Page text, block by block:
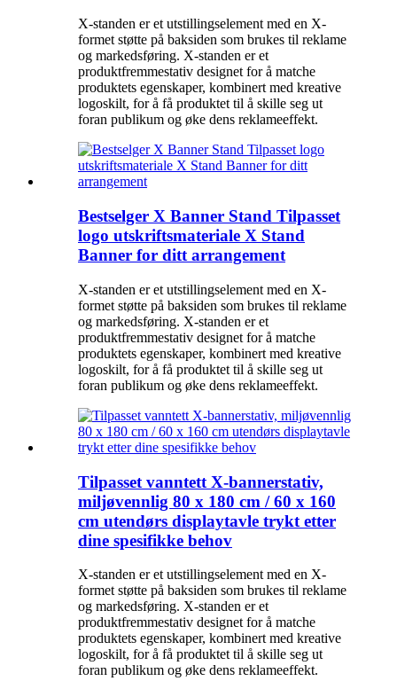
X-standen er et utstillingselement med en X-
formet støtte på baksiden som brukes til reklame
og markedsføring. X-standen er et
produktfremmestativ designet for å matche
produktets egenskaper, kombinert med kreative
logoskilt, for å få produktet til å skille seg ut
foran publikum og øke dens reklameeffekt.
Bestselger X Banner Stand Tilpasset
logo utskriftsmateriale X Stand
Banner for ditt arrangement
X-standen er et utstillingselement med en X-
formet støtte på baksiden som brukes til reklame
og markedsføring. X-standen er et
produktfremmestativ designet for å matche
produktets egenskaper, kombinert med kreative
logoskilt, for å få produktet til å skille seg ut
foran publikum og øke dens reklameeffekt.
Tilpasset vanntett X-bannerstativ,
miljøvennlig 80 x 180 cm / 60 x 160
cm utendørs displaytavle trykt etter
dine spesifikke behov
X-standen er et utstillingselement med en X-
formet støtte på baksiden som brukes til reklame
og markedsføring. X-standen er et
produktfremmestativ designet for å matche
produktets egenskaper, kombinert med kreative
logoskilt, for å få produktet til å skille seg ut
foran publikum og øke dens reklameeffekt.